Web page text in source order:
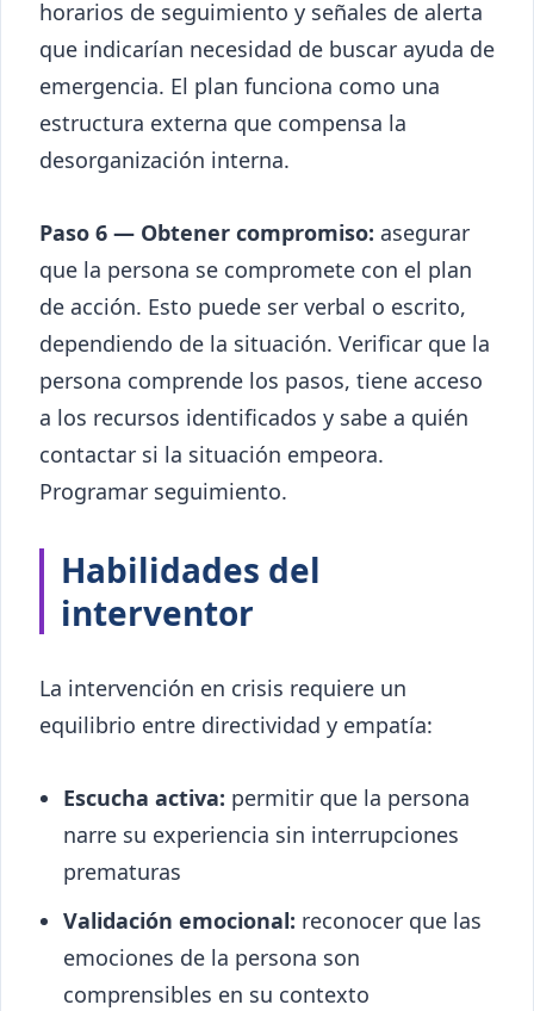
horarios de seguimiento y señales de alerta
que indicarían necesidad de buscar ayuda de
emergencia. El plan funciona como una
estructura externa que compensa la
desorganización interna.
Paso 6 — Obtener compromiso: asegurar
que la persona se compromete con el plan
de acción. Esto puede ser verbal o escrito,
dependiendo de la situación. Verificar que la
persona comprende los pasos, tiene acceso
a los recursos identificados y sabe a quién
contactar si la situación empeora.
Programar seguimiento.
Habilidades del
interventor
La intervención en crisis requiere un
equilibrio entre directividad y empatía:
Escucha activa: permitir que la persona
narre su experiencia sin interrupciones
prematuras
Validación emocional: reconocer que las
emociones de la persona son
comprensibles en su contexto